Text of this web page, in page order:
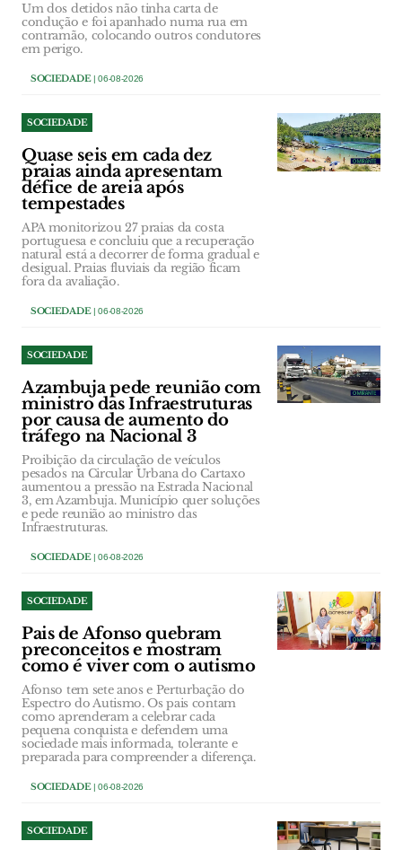
Um dos detidos não tinha carta de
condução e foi apanhado numa rua em
contramão, colocando outros condutores
em perigo.
SOCIEDADE| 06-08-2026
SOCIEDADE
Quase seis em cada dez
praias ainda apresentam
défice de areia após
tempestades
APA monitorizou 27 praias da costa
portuguesa e concluiu que a recuperação
natural está a decorrer de forma gradual e
desigual. Praias fluviais da região ficam
fora da avaliação.
SOCIEDADE| 06-08-2026
SOCIEDADE
Azambuja pede reunião com
ministro das Infraestruturas
por causa de aumento do
tráfego na Nacional 3
Proibição da circulação de veículos
pesados na Circular Urbana do Cartaxo
aumentou a pressão na Estrada Nacional
3, em Azambuja. Município quer soluções
e pede reunião ao ministro das
Infraestruturas.
SOCIEDADE| 06-08-2026
SOCIEDADE
Pais de Afonso quebram
preconceitos e mostram
como é viver com o autismo
Afonso tem sete anos e Perturbação do
Espectro do Autismo. Os pais contam
como aprenderam a celebrar cada
pequena conquista e defendem uma
sociedade mais informada, tolerante e
preparada para compreender a diferença.
SOCIEDADE| 06-08-2026
SOCIEDADE